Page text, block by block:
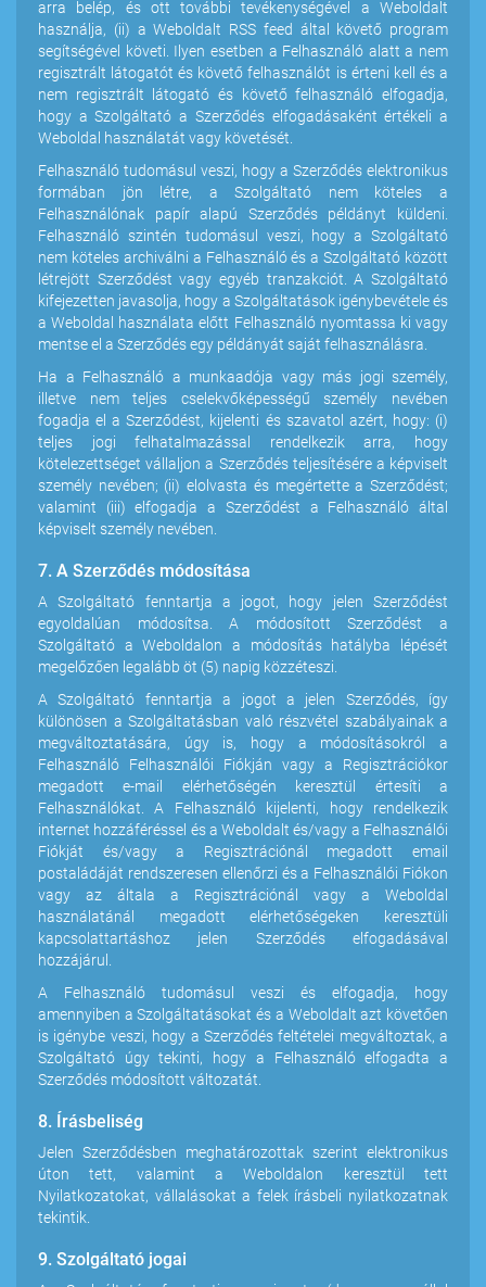
arra belép, és ott további tevékenységével a Weboldalt
használja, (ii) a Weboldalt RSS feed által követő program
segítségével követi. Ilyen esetben a Felhasználó alatt a nem
regisztrált látogatót és követő felhasználót is érteni kell és a
nem regisztrált látogató és követő felhasználó elfogadja,
hogy a Szolgáltató a Szerződés elfogadásaként értékeli a
Weboldal használatát vagy követését.
Felhasználó tudomásul veszi, hogy a Szerződés elektronikus
formában jön létre, a Szolgáltató nem köteles a
Felhasználónak papír alapú Szerződés példányt küldeni.
Felhasználó szintén tudomásul veszi, hogy a Szolgáltató
nem köteles archiválni a Felhasználó és a Szolgáltató között
létrejött Szerződést vagy egyéb tranzakciót. A Szolgáltató
kifejezetten javasolja, hogy a Szolgáltatások igénybevétele és
a Weboldal használata előtt Felhasználó nyomtassa ki vagy
mentse el a Szerződés egy példányát saját felhasználásra.
Ha a Felhasználó a munkaadója vagy más jogi személy,
illetve nem teljes cselekvőképességű személy nevében
fogadja el a Szerződést, kijelenti és szavatol azért, hogy: (i)
teljes jogi felhatalmazással rendelkezik arra, hogy
kötelezettséget vállaljon a Szerződés teljesítésére a képviselt
személy nevében; (ii) elolvasta és megértette a Szerződést;
valamint (iii) elfogadja a Szerződést a Felhasználó által
képviselt személy nevében.
7. A Szerződés módosítása
A Szolgáltató fenntartja a jogot, hogy jelen Szerződést
egyoldalúan módosítsa. A módosított Szerződést a
Szolgáltató a Weboldalon a módosítás hatályba lépését
megelőzően legalább öt (5) napig közzéteszi.
A Szolgáltató fenntartja a jogot a jelen Szerződés, így
különösen a Szolgáltatásban való részvétel szabályainak a
megváltoztatására, úgy is, hogy a módosításokról a
Felhasználó Felhasználói Fiókján vagy a Regisztrációkor
megadott e-mail elérhetőségén keresztül értesíti a
Felhasználókat. A Felhasználó kijelenti, hogy rendelkezik
internet hozzáféréssel és a Weboldalt és/vagy a Felhasználói
Fiókját és/vagy a Regisztrációnál megadott email
postaládáját rendszeresen ellenőrzi és a Felhasználói Fiókon
vagy az általa a Regisztrációnál vagy a Weboldal
használatánál megadott elérhetőségeken keresztüli
kapcsolattartáshoz jelen Szerződés elfogadásával
hozzájárul.
A Felhasználó tudomásul veszi és elfogadja, hogy
amennyiben a Szolgáltatásokat és a Weboldalt azt követően
is igénybe veszi, hogy a Szerződés feltételei megváltoztak, a
Szolgáltató úgy tekinti, hogy a Felhasználó elfogadta a
Szerződés módosított változatát.
8. Írásbeliség
Jelen Szerződésben meghatározottak szerint elektronikus
úton tett, valamint a Weboldalon keresztül tett
Nyilatkozatokat, vállalásokat a felek írásbeli nyilatkozatnak
tekintik.
9. Szolgáltató jogai